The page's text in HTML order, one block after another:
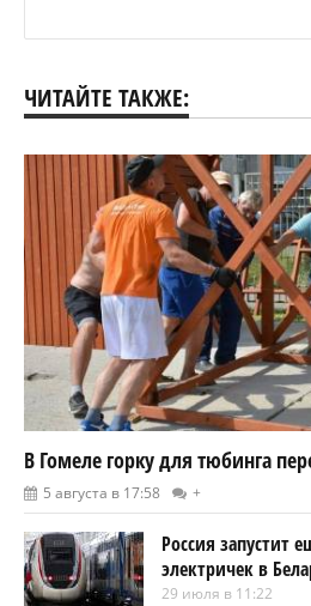
ЧИТАЙТЕ ТАКЖЕ:
В Гомеле горку для тюбинга
5 августа в 17:58 +
Россия запустит
электричек в
29 июля в 11:22